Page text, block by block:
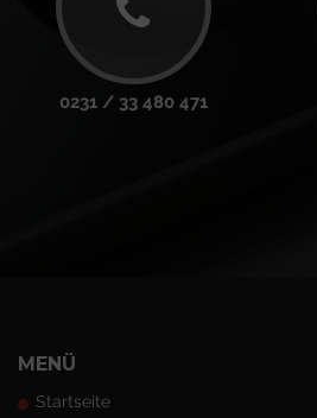
0231 / 33 480 471
MENÜ
Startseite